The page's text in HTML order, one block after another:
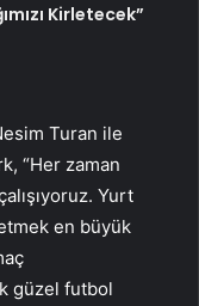
Kirletecek”
Turan ile
“Her zaman
Yurt
en büyük
güzel futbol